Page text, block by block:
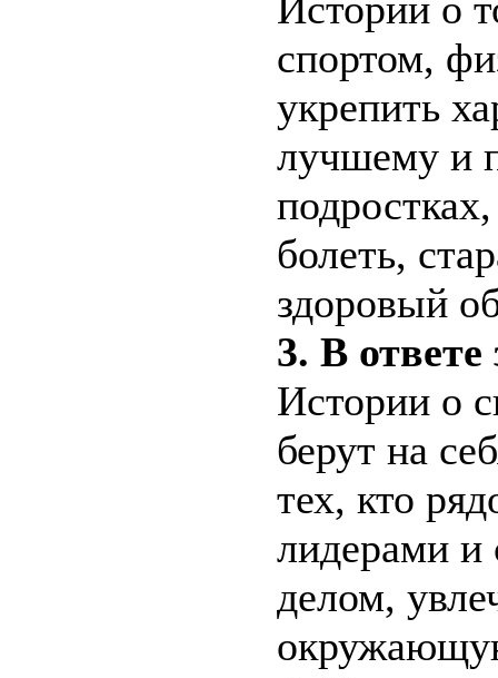
спортом,
укрепить
лучшему и
болеть,
здоровый
3. В ответе
Истории о
берут на
тех, кто
лидерами и
делом,